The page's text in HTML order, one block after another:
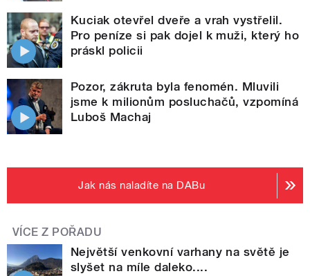
Kuciak otevřel dveře a vrah vystřelil.
Pro peníze si pak dojel k muži, který ho
práskl policii
Pozor, zákruta byla fenomén. Mluvili
jsme k milionům posluchačů, vzpomíná
Luboš Machaj
Jak nás naladíte na DABu
VÍCE Z POŘADU
Největší venkovní varhany na světě je
slyšet na míle daleko....